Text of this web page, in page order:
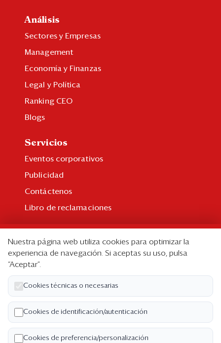
Análisis
Sectores y Empresas
Management
Economía y Finanzas
Legal y Política
Ranking CEO
Blogs
Servicios
Eventos corporativos
Publicidad
Contáctenos
Libro de reclamaciones
Suscripción individual
Paquetes corporativos
Edición Impresa
Nosotros
Quiénes somos
Código de ética
Nuestra página web utiliza cookies para optimizar la
experiencia de navegación. Si aceptas su uso, pulsa
“Aceptar”.
Cookies técnicas o necesarias
Cookies de identificación/autenticación
Cookies de preferencia/personalización